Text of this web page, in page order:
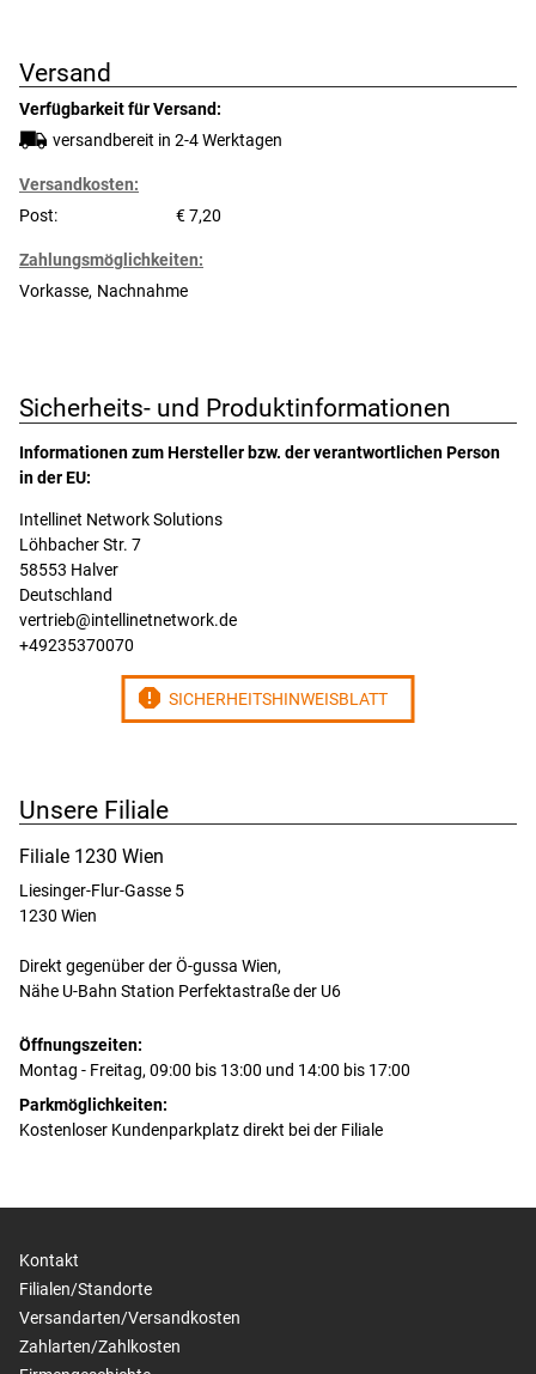
Versand
Verfügbarkeit für Versand:
versandbereit in 2-4 Werktagen
Versandkosten:
Post:
7,20
Zahlungsmöglichkeiten:
Vorkasse Nachnahme
Sicherheits- und Produktinformationen
Informationen zum Hersteller bzw. der verantwortlichen Person
in der EU:
Intellinet Network Solutions
Löhbacher Str. 7
58553 Halver
Deutschland
vertrieb@intellinetnetwork.de
+49235370070
report SICHERHEITSHINWEISBLATT
Unsere Filiale
Filiale 1230 Wien
Liesinger-Flur-Gasse 5
1230 Wien
Direkt gegenüber der Ö-gussa Wien,
Nähe U-Bahn Station Perfektastraße der U6
Öffnungszeiten:
Montag - Freitag, 09:00 bis 13:00 und 14:00 bis 17:00
Parkmöglichkeiten:
Kostenloser Kundenparkplatz direkt bei der Filiale
Kontakt
Filialen/Standorte
Versandarten/Versandkosten
Zahlarten/Zahlkosten